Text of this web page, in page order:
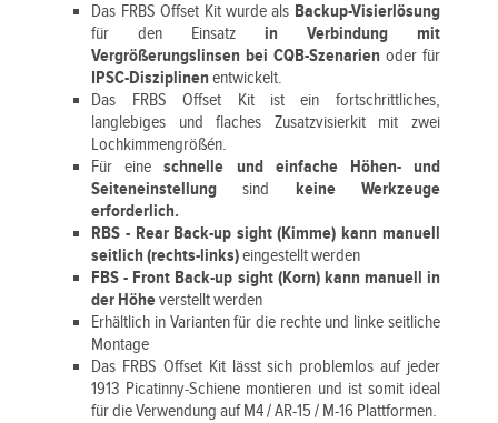
Das FRBS Offset Kit wurde als Backup-Visierlösung
für den Einsatz in Verbindung mit
Vergrößerungslinsen bei CQB-Szenarien oder für
IPSC-Disziplinen entwickelt.
Das FRBS Offset Kit ist ein fortschrittliches,
langlebiges und flaches Zusatzvisierkit mit zwei
Lochkimmengrößén.
Für eineschnelle und einfache Höhen- und
Seiteneinstellung sind keine Werkzeuge
erforderlich.
RBS - Rear Back-up sight (Kimme) kann manuell
seitlich (rechts-links)eingestellt werden
FBS - Front Back-up sight (Korn) kann manuell in
der Höheverstellt werden
Erhältlich in Varianten für die rechte und linke seitliche
Montage
Das FRBS Offset Kit lässt sich problemlos auf jeder
1913 Picatinny-Schiene montieren und ist somit ideal
für die Verwendung auf M4 / AR-15 / M-16 Plattformen.